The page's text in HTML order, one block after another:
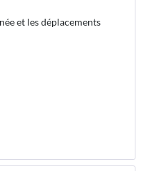
et les déplacements